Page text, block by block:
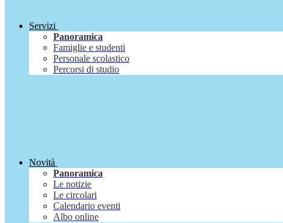
Servizi
Panoramica
Famiglie e studenti
Personale scolastico
Percorsi di studio
Novità
Panoramica
Le notizie
Le circolari
Calendario eventi
Albo online